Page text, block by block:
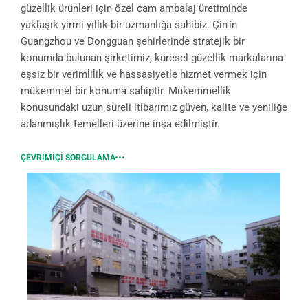
güzellik ürünleri için özel cam ambalaj üretiminde
yaklaşık yirmi yıllık bir uzmanlığa sahibiz. Çin'in
Guangzhou ve Dongguan şehirlerinde stratejik bir
konumda bulunan şirketimiz, küresel güzellik markalarına
eşsiz bir verimlilik ve hassasiyetle hizmet vermek için
mükemmel bir konuma sahiptir. Mükemmellik
konusundaki uzun süreli itibarımız güven, kalite ve yeniliğe
adanmışlık temelleri üzerine inşa edilmiştir.
ÇEVRIMIÇI SORGULAMA